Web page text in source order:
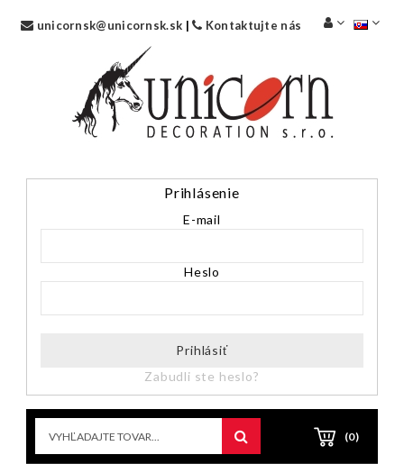
unicornsk@unicornsk.sk | Kontaktujte nás
Prihlásenie
E-mail
Heslo
Prihlásiť
Zabudli ste heslo?
(0)